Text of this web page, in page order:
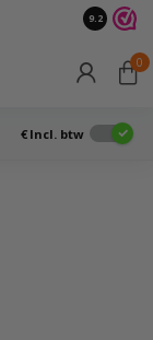
9.2
0
€ Incl. btw